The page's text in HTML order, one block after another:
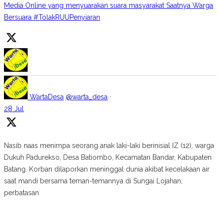
Media Online yang menyuarakan suara masyarakat Saatnya Warga
Bersuara #TolakRUUPenyiaran
WartaDesa @warta_desa ·
28 Jul
Nasib naas menimpa seorang anak laki-laki berinisial IZ (12), warga
Dukuh Padurekso, Desa Batiombo, Kecamatan Bandar, Kabupaten
Batang. Korban dilaporkan meninggal dunia akibat kecelakaan air
saat mandi bersama teman-temannya di Sungai Lojahan,
perbatasan